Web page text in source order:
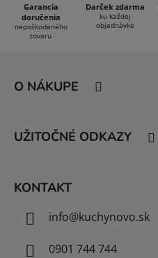
Garancia
doručenia
nepoškodeného
tovaru
Darček zdarma
ku každej
objednávke
O NÁKUPE
UŽITOČNÉ ODKAZY
KONTAKT
info@kuchynovo.sk
0901 744 744